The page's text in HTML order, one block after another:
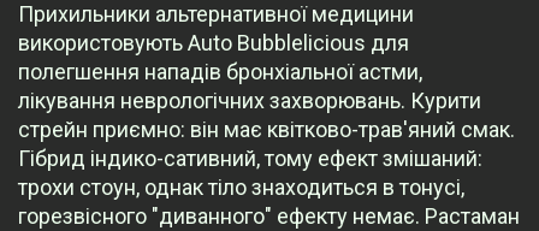
Прихильники альтернативної медицини
використовують Auto Bubblelicious для
полегшення нападів бронхіальної астми,
лікування неврологічних захворювань. Курити
стрейн приємно: він має квітково-трав'яний смак.
Гібрид індико-сативний, тому ефект змішаний:
трохи стоун, однак тіло знаходиться в тонусі,
горезвісного "диванного" ефекту немає. Растаман